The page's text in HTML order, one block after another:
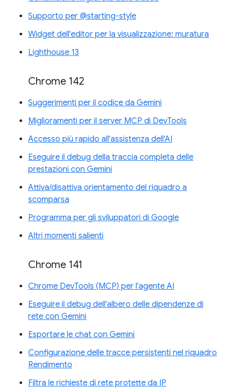
Supporto per @starting-style
Widget dell'editor per la visualizzazione: muratura
Lighthouse 13
Chrome 142
Suggerimenti per il codice da Gemini
Miglioramenti per il server MCP di DevTools
Accesso più rapido all'assistenza dell'AI
Eseguire il debug della traccia completa delle
prestazioni con Gemini
Attiva/disattiva orientamento del riquadro a
scomparsa
Programma per gli sviluppatori di Google
Altri momenti salienti
Chrome 141
Chrome DevTools (MCP) per l'agente AI
Eseguire il debug dell'albero delle dipendenze di
rete con Gemini
Esportare le chat con Gemini
Configurazione delle tracce persistenti nel riquadro
Rendimento
Filtra le richieste di rete protette da IP